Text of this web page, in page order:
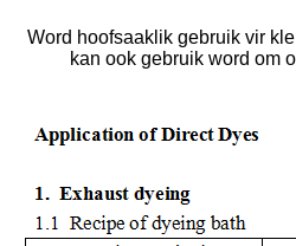
Word hoofsaaklik gebruik vir
kan ook gebruik word om